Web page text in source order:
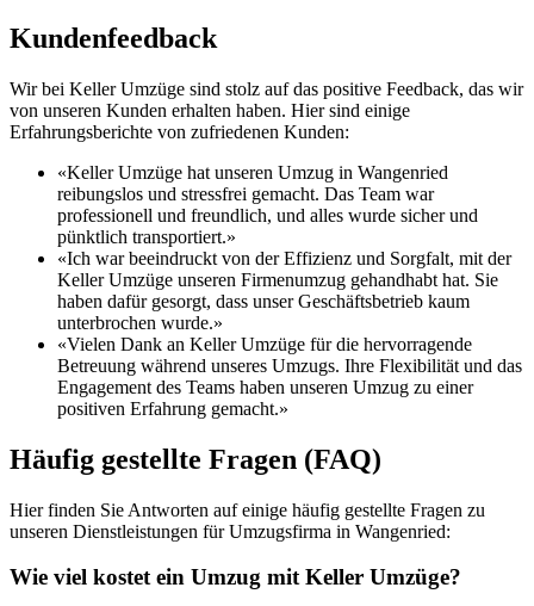
Kundenfeedback
Wir bei Keller Umzüge sind stolz auf das positive Feedback, das wir
von unseren Kunden erhalten haben. Hier sind einige
Erfahrungsberichte von zufriedenen Kunden:
«Keller Umzüge hat unseren Umzug in Wangenried
reibungslos und stressfrei gemacht. Das Team war
professionell und freundlich, und alles wurde sicher und
pünktlich transportiert.»
«Ich war beeindruckt von der Effizienz und Sorgfalt, mit der
Keller Umzüge unseren Firmenumzug gehandhabt hat. Sie
haben dafür gesorgt, dass unser Geschäftsbetrieb kaum
unterbrochen wurde.»
«Vielen Dank an Keller Umzüge für die hervorragende
Betreuung während unseres Umzugs. Ihre Flexibilität und das
Engagement des Teams haben unseren Umzug zu einer
positiven Erfahrung gemacht.»
Häufig gestellte Fragen (FAQ)
Hier finden Sie Antworten auf einige häufig gestellte Fragen zu
unseren Dienstleistungen für Umzugsfirma in Wangenried:
Wie viel kostet ein Umzug mit Keller Umzüge?